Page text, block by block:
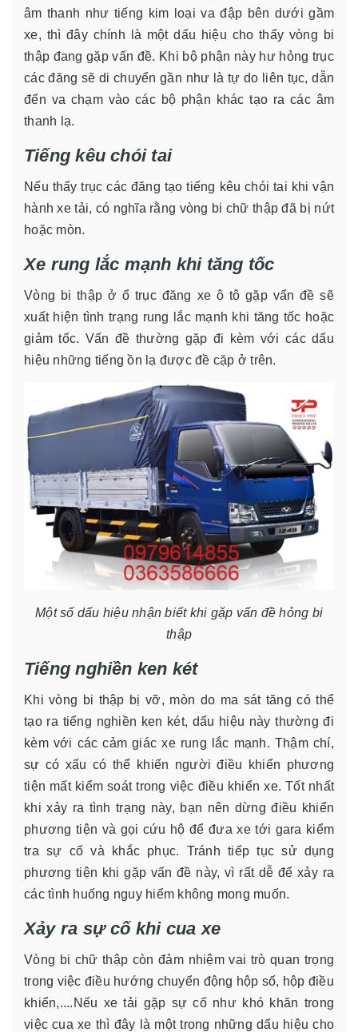
âm thanh như tiếng kim loại va đập bên dưới gầm
xe, thì đây chính là một dấu hiệu cho thấy vòng bi
thập đang gặp vấn đề. Khi bộ phận này hư hỏng trục
các đăng sẽ di chuyển gần như là tự do liên tục, dẫn
đến va chạm vào các bộ phận khác tạo ra các âm
thanh lạ.
Tiếng kêu chói tai
Nếu thấy trục các đăng tạo tiếng kêu chói tai khi vận
hành xe tải, có nghĩa rằng vòng bi chữ thập đã bị nứt
hoặc mòn.
Xe rung lắc mạnh khi tăng tốc
Vòng bi thập ở ổ trục đăng xe ô tô gặp vấn đề sẽ
xuất hiện tình trạng rung lắc mạnh khi tăng tốc hoặc
giảm tốc. Vấn đề thường gặp đi kèm với các dấu
hiệu những tiếng ồn lạ được đề cặp ở trên.
Một số dấu hiệu nhận biết khi gặp vấn đề hỏng bi
thập
Tiếng nghiền ken két
Khi vòng bi thập bị vỡ, mòn do ma sát tăng có thể
tạo ra tiếng nghiền ken két, dấu hiệu này thường đi
kèm với các cảm giác xe rung lắc mạnh. Thậm chí,
sự có xấu có thể khiến người điều khiển phương
tiện mất kiểm soát trong việc điều khiển xe. Tốt nhất
khi xảy ra tình trạng này, bạn nên dừng điều khiển
phương tiện và gọi cứu hộ để đưa xe tới gara kiểm
tra sự cố và khắc phục. Tránh tiếp tục sử dụng
phương tiện khi gặp vấn đề này, vì rất dễ để xảy ra
các tình huống nguy hiểm không mong muốn.
Xảy ra sự cố khi cua xe
Vòng bi chữ thập còn đảm nhiệm vai trò quan trọng
trong việc điều hướng chuyển động hộp số, hộp điều
khiển,....Nếu xe tải gặp sự cố như khó khăn trong
việc cua xe thì đây là một trong những dấu hiệu cho